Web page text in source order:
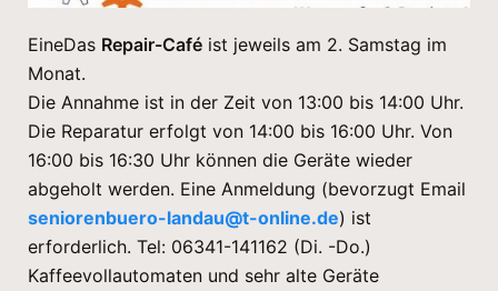
EineDas Repair-Café ist jeweils am 2. Samstag im
Monat.
Die Annahme ist in der Zeit von 13:00 bis 14:00 Uhr.
Die Reparatur erfolgt von 14:00 bis 16:00 Uhr. Von
16:00 bis 16:30 Uhr können die Geräte wieder
abgeholt werden. Eine Anmeldung (bevorzugt Email
seniorenbuero-landau@t-online.de) ist
erforderlich. Tel: 06341-141162 (Di. -Do.)
Kaffeevollautomaten und sehr alte Geräte